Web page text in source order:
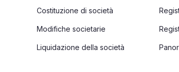
Costituzione di società
Modifiche societarie
Liquidazione della società